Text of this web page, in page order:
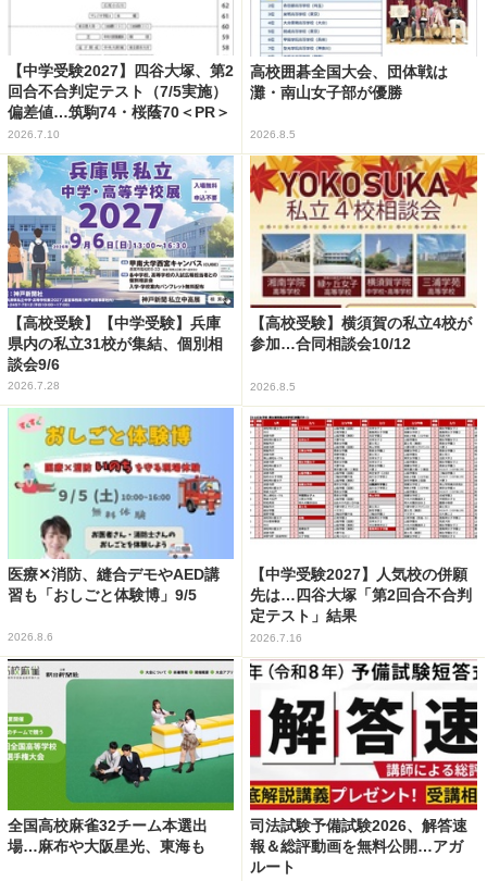
【中学受験2027】四谷大塚、第2
回合不合判定テスト（7/5実施）
偏差値…筑駒74・桜蔭70＜PR＞
2026.7.10
高校囲碁全国大会、団体戦は
灘・南山女子部が優勝
2026.8.5
【高校受験】【中学受験】兵庫
県内の私立31校が集結、個別相
談会9/6
2026.7.28
【高校受験】横須賀の私立4校が
参加…合同相談会10/12
2026.8.5
医療✕消防、縫合デモやAED講
習も「おしごと体験博」9/5
2026.8.6
【中学受験2027】人気校の併願
先は…四谷大塚「第2回合不合判
定テスト」結果
2026.7.16
全国高校麻雀32チーム本選出
場…麻布や大阪星光、東海も
司法試験予備試験2026、解答速
報＆総評動画を無料公開…アガ
ルート